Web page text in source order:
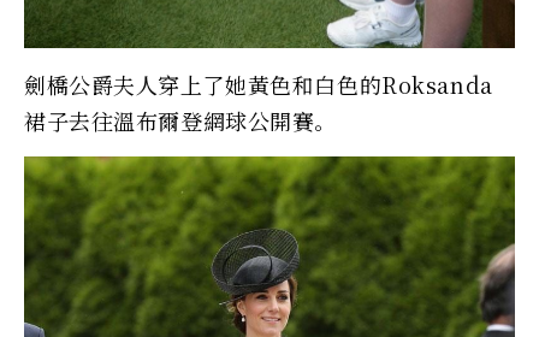
劍橋公爵夫人穿上了她黃色和白色的Roksanda
裙子去往溫布爾登網球公開賽。